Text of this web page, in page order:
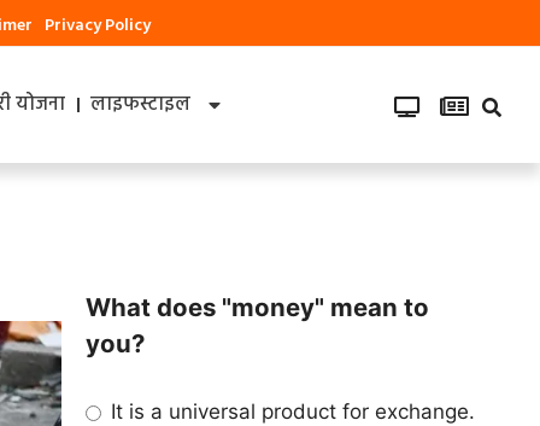
Privacy Policy
योजना लाइफस्टाइल
What does "money" mean to
you?
It is a universal product for exchange.